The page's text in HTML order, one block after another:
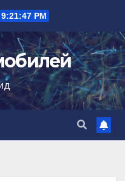
9:21:48 PM